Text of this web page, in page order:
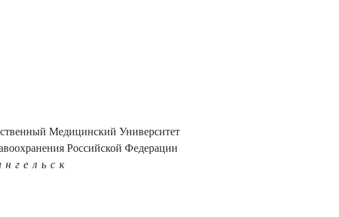
Медицинский Университет
Российской Федерации